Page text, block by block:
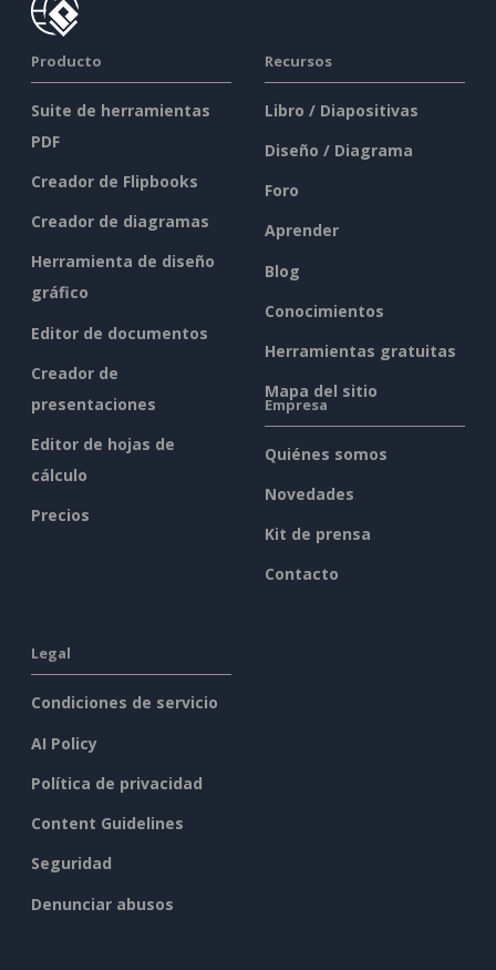
Producto
Suite de herramientas
PDF
Creador de Flipbooks
Creador de diagramas
Herramienta de diseño
gráfico
Editor de documentos
Creador de
presentaciones
Editor de hojas de
cálculo
Precios
Recursos
Libro / Diapositivas
Diseño / Diagrama
Foro
Aprender
Blog
Conocimientos
Herramientas gratuitas
Mapa del sitio
Empresa
Quiénes somos
Novedades
Kit de prensa
Contacto
Legal
Condiciones de servicio
AI Policy
Política de privacidad
Content Guidelines
Seguridad
Denunciar abusos